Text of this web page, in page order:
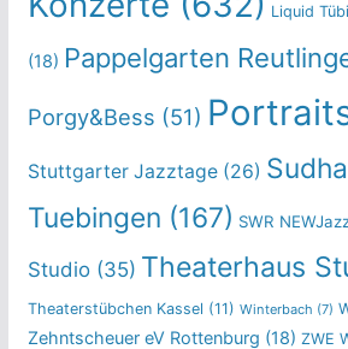
Liquid
(18) Pappelgarten
Porgy&Bess (51)
Stuttgarter Jazztage(26)
Tuebingen (167) SWR
Studio(35) Theaterhaus
Theaterstübchen Kassel (11) Winterbach (7)
Zehntscheuer eV Rottenburg (18) ZWE